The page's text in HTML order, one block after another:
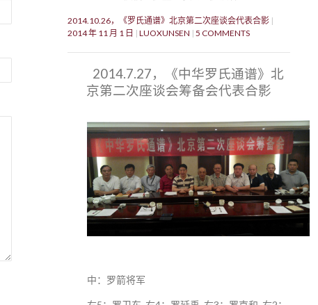
2014.10.26，《罗氏通谱》北京第二次座谈会代表合影
2014 年 11 月 1 日
LUOXUNSEN 5 COMMENTS
2014.7.27，《中华罗氏通谱》北
京第二次座谈会筹备会代表合影
中：罗箭将军